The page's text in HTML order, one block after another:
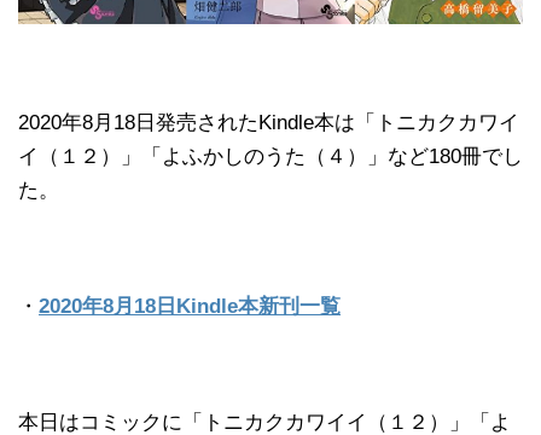
2020年8月18日発売されたKindle本は「トニカクカワイ
イ（１２）」「よふかしのうた（４）」など180冊でし
た。
・ 2020年8月18日Kindle本新刊一覧
本日はコミックに「トニカクカワイイ（１２）」「よ